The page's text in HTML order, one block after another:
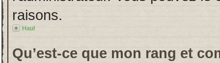
raisons.
Haut
Qu’est-ce que mon rang et